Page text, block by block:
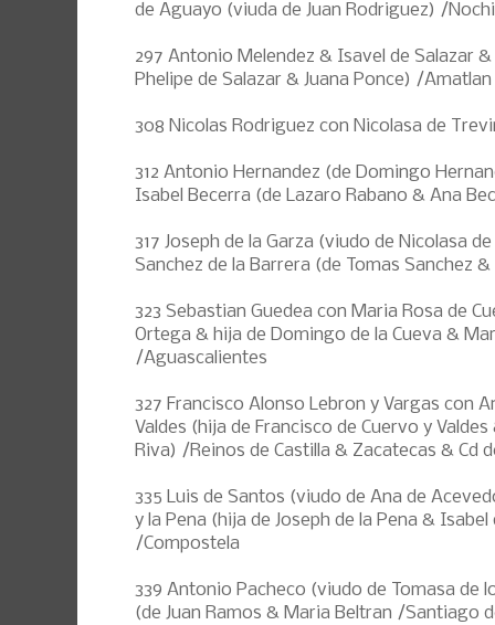
de Aguayo (viuda de Juan Rodriguez) /
297 Antonio Melendez & Isavel de Salazar
Phelipe de Salazar & Juana Ponce) /Amatlan
308 Nicolas Rodriguez con Nicolasa de
312 Antonio Hernandez (de Domingo
Isabel Becerra (de Lazaro Rabano & Ana
317 Joseph de la Garza (viudo de Nicolasa
Sanchez de la Barrera (de Tomas Sanchez
323 Sebastian Guedea con Maria Rosa de
Ortega & hija de Domingo de la Cueva &
/Aguascalientes
327 Francisco Alonso Lebron y Vargas con
Valdes (hija de Francisco de Cuervo y
Riva) /Reinos de Castilla & Zacatecas & Cd
335 Luis de Santos (viudo de Ana de
y la Pena (hija de Joseph de la Pena &
/Compostela
339 Antonio Pacheco (viudo de Tomasa de
(de Juan Ramos & Maria Beltran /Santiago